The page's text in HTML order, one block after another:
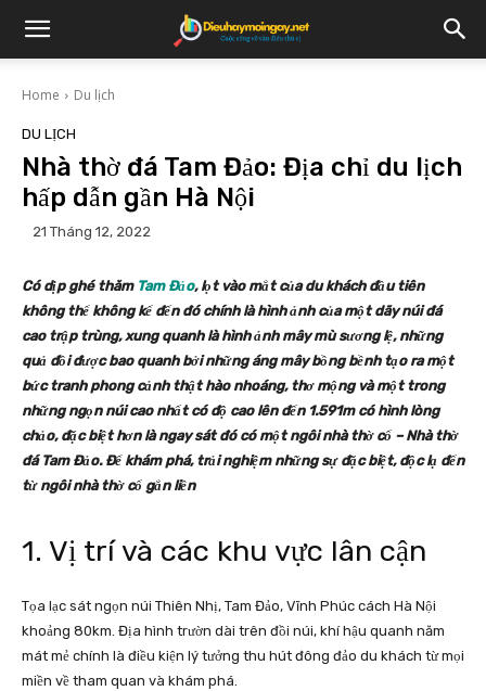
Home Du lịch
DU LỊCH
Nhà thờ đá Tam Đảo: Địa chỉ du lịch
hấp dẫn gần Hà Nội
21 Tháng 12, 2022
Có dịp ghé thăm Tam Đảo, lọt vào mắt của du khách đầu tiên
không thể không kể đến đó chính là hình ảnh của một dãy núi đá
cao trập trùng, xung quanh là hình ảnh mây mù sương lệ, những
quả đồi được bao quanh bởi những áng mây bồng bềnh tạo ra một
bức tranh phong cảnh thật hào nhoáng, thơ mộng và một trong
những ngọn núi cao nhất có độ cao lên đến 1.591m có hình lòng
chảo, đặc biệt hơn là ngay sát đó có một ngôi nhà thờ cổ – Nhà thờ
đá Tam Đảo. Để khám phá, trải nghiệm những sự đặc biệt, độc lạ đến
từ ngôi nhà thờ cổ gắn liền
1. Vị trí và các khu vực lân cận
Tọa lạc sát ngọn núi Thiên Nhị, Tam Đảo, Vĩnh Phúc cách Hà Nội
khoảng 80km. Địa hình trườn dài trên đồi núi, khí hậu quanh năm
mát mẻ chính là điều kiện lý tưởng thu hút đông đảo du khách từ mọi
miền về tham quan và khám phá.